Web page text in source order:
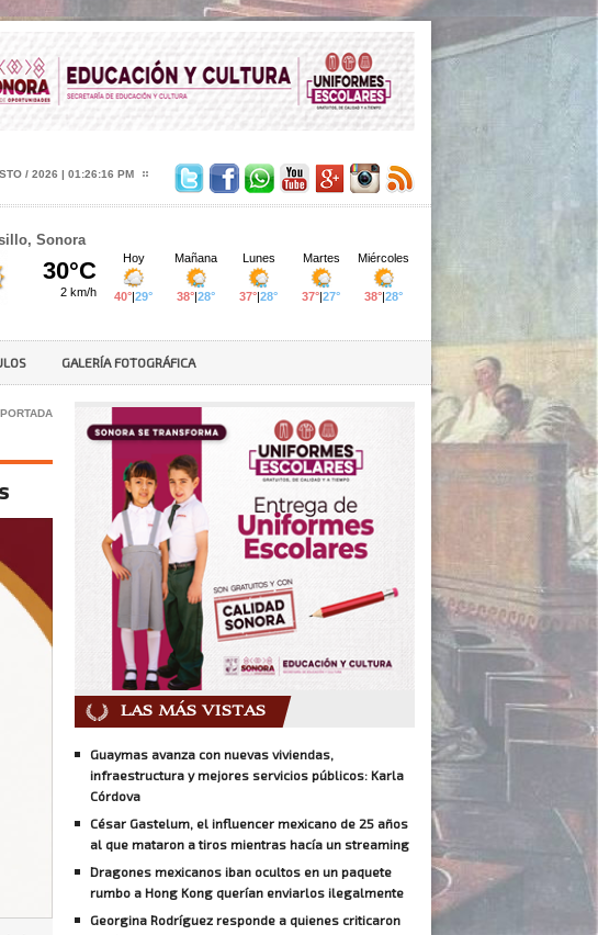
/ 2026 | 01:26:17 PM
Sonora
GALERÍA FOTOGRÁFICA
LAS MÁS VISTAS
Guaymas avanza con nuevas viviendas,
infraestructura y mejores servicios públicos: Karla
Córdova
César Gastelum, el influencer mexicano de 25 años
al que mataron a tiros mientras hacía un streaming
Dragones mexicanos iban ocultos en un paquete
rumbo a Hong Kong querían enviarlos ilegalmente
Georgina Rodríguez responde a quienes criticaron